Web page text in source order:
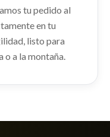
TD (4-PTAS.)
tu pedido al
en tu
listo para
o a la montaña.